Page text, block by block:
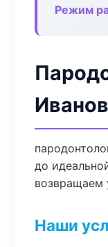
Режим
до
возвращаем
Наши